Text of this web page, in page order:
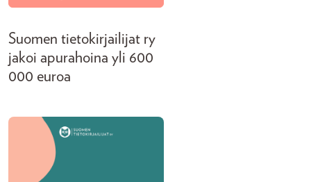
Suomen tietokirjailijat ry
jakoi apurahoina yli 600
000 euroa